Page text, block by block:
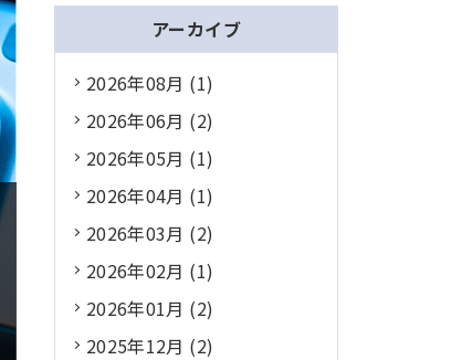
アーカイブ
2026年08月 (1)
2026年06月 (2)
2026年05月 (1)
2026年04月 (1)
2026年03月 (2)
2026年02月 (1)
2026年01月 (2)
2025年12月 (2)